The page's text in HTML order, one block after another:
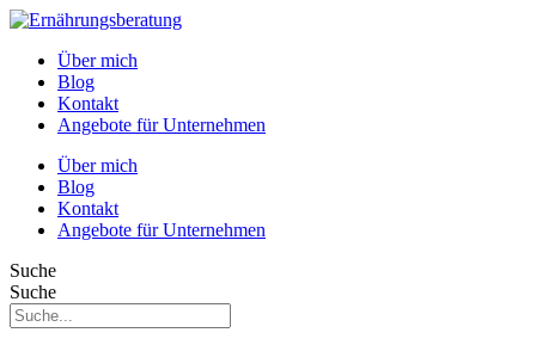
Über mich
Blog
Kontakt
Angebote für Unternehmen
Über mich
Blog
Kontakt
Angebote für Unternehmen
Suche
Suche